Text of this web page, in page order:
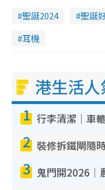
聖誕2024 聖誕
耳機
港生活
1
2
3